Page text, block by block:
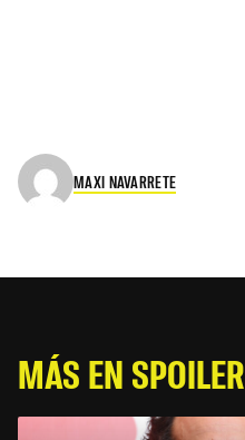
MAXI NAVARRETE
MÁS EN SPOILER